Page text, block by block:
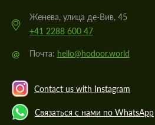
Женева, улица де-Вив, 45
+41 2288 600 47
@ Почта: hello@hodoor.world
Contact us with Instagram
Связаться с нами по WhatsApp